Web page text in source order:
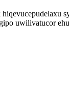
uwilivatucor